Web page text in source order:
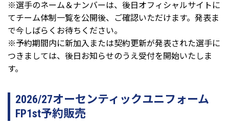
※選手のネーム＆ナンバーは、後日オフィシャルサイトに
てチーム体制一覧を公開後、ご確認いただけます。発表ま
で今しばらくお待ちください。
※予約期間内に新加入または契約更新が発表された選手に
つきましては、後日お知らせのうえ受付を開始いたしま
す。
2026/27オーセンティックユニフォーム
FP1st予約販売